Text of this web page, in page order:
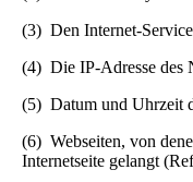
(3) Den Internet-
(4) Die IP-Adresse des
(5) Datum und Uhrzeit
(6) Webseiten, von
Internetseite gelangt